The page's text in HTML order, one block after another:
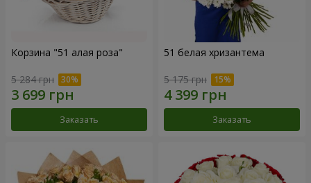
Корзина "51 алая роза"
5 284 грн
Заказать
51 белая хризантема
5 175 грн
Заказать